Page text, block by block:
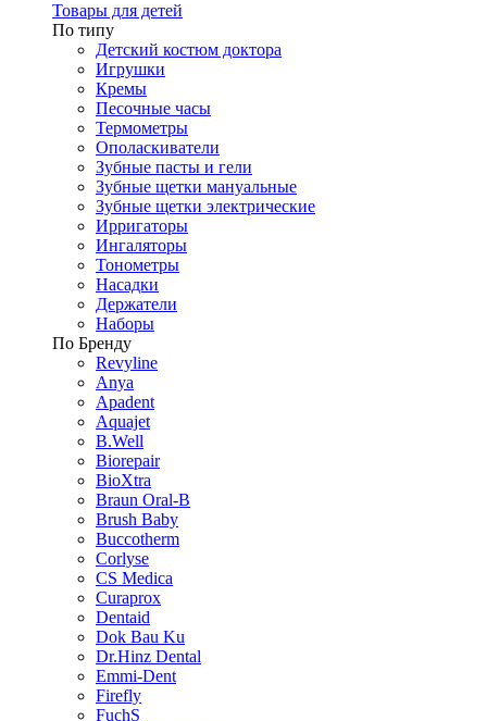
Товары для детей
По типу
Детский костюм доктора
Игрушки
Кремы
Песочные часы
Термометры
Ополаскиватели
Зубные пасты и гели
Зубные щетки мануальные
Зубные щетки электрические
Ирригаторы
Ингаляторы
Тонометры
Насадки
Держатели
Наборы
По Бренду
Revyline
Anya
Apadent
Aquajet
B.Well
Biorepair
BioXtra
Braun Oral-B
Brush Baby
Buccotherm
Corlyse
CS Medica
Curaprox
Dentaid
Dok Bau Ku
Dr.Hinz Dental
Emmi-Dent
Firefly
FuchS